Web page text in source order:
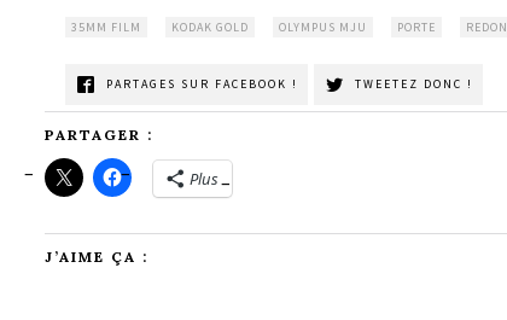
35MM FILM KODAK GOLD OLYMPUS MJU PORTE REDON
PARTAGES SUR FACEBOOK ! TWEETEZ DONC !
PARTAGER :
Plus
J’AIME ÇA :